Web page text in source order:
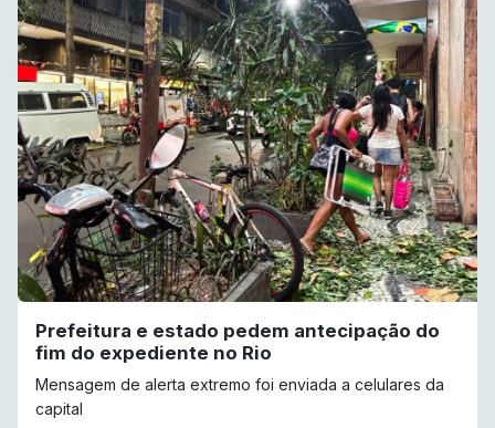
Prefeitura e estado pedem antecipação do
fim do expediente no Rio
Mensagem de alerta extremo foi enviada a celulares da
capital